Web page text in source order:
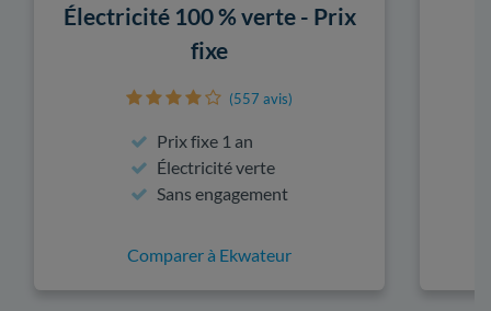
Électricité 100 % verte - Prix
fixe
(557 avis)
Prix fixe 1 an
Électricité verte
Sans engagement
Comparer à Ekwateur